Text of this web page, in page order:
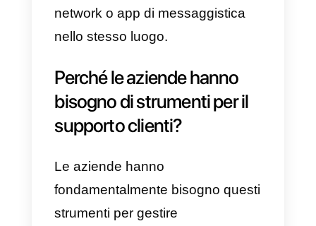
e di come possono aiutarti a
migliorare la gestione del servizio
clienti nella tua azienda.
Cosa sono gli strumenti
Gli strumenti per il supporto clienti